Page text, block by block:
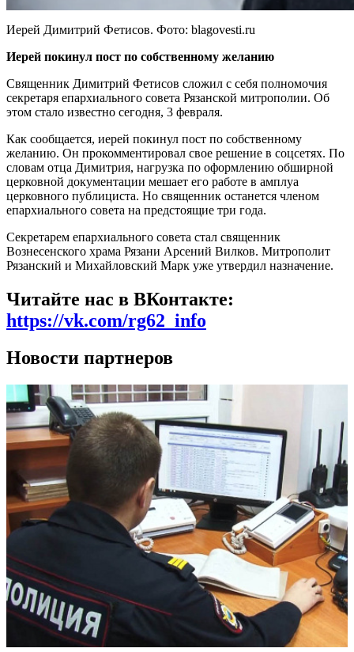
Иерей Димитрий Фетисов. Фото: blagovesti.ru
Иерей покинул пост по собственному желанию
Священник Димитрий Фетисов сложил с себя полномочия
секретаря епархиального совета Рязанской митрополии. Об
этом стало известно сегодня, 3 февраля.
Как сообщается, иерей покинул пост по собственному
желанию. Он прокомментировал свое решение в соцсетях. По
словам отца Димитрия, нагрузка по оформлению обширной
церковной документации мешает его работе в амплуа
церковного публициста. Но священник останется членом
епархиального совета на предстоящие три года.
Секретарем епархиального совета стал священник
Вознесенского храма Рязани Арсений Вилков. Митрополит
Рязанский и Михайловский Марк уже утвердил назначение.
Читайте нас в ВКонтакте:
https://vk.com/rg62_info
Новости партнеров